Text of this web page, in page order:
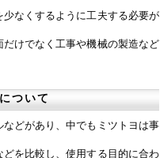
なくするように工夫する必要が
けでなく工事や機械の製造など
ついて
どがあり、中でもミツトヨは事
を比較し、使用する目的に合わ